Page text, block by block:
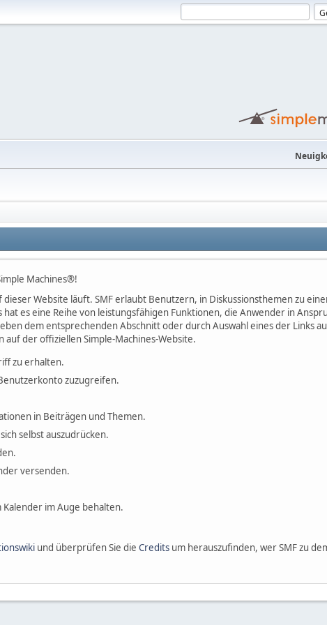
Machines®!
Website läuft. SMF erlaubt Benutzern, in Diskussionsthemen zu
es eine Reihe von leistungsfähigen Funktionen, die Anwender in
dem entsprechenden Abschnitt oder durch Auswahl eines der Links
der offiziellen Simple-Machines-Website.
zu erhalten.
zuzugreifen.
in Beiträgen und Themen.
selbst auszudrücken.
versenden.
im Auge behalten.
und überprüfen Sie die Credits um herauszufinden, wer SMF zu